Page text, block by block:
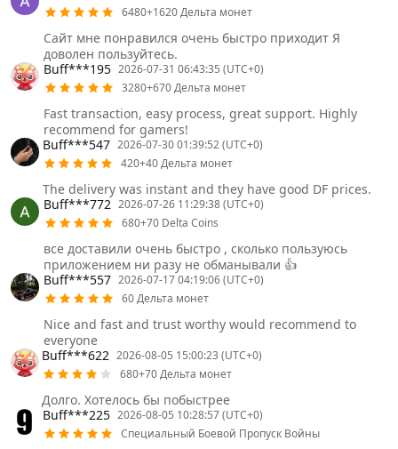
6480+1620 Дельта монет
Сайт мне понравился очень быстро приходит Я
доволен пользуйтесь.
Buff***195 2026-07-31 06:43:35 (UTC+0)
3280+670 Дельта монет
Fast transaction, easy process, great support. Highly
recommend for gamers!
Buff***547 2026-07-30 01:39:52 (UTC+0)
420+40 Дельта монет
The delivery was instant and they have good DF prices.
Buff***772 2026-07-26 11:29:38 (UTC+0)
680+70 Delta Coins
все доставили очень быстро , сколько пользуюсь
приложением ни разу не обманывали 👍
Buff***557 2026-07-17 04:19:06 (UTC+0)
60 Дельта монет
Nice and fast and trust worthy would recommend to
everyone
Buff***622 2026-08-05 15:00:23 (UTC+0)
680+70 Дельта монет
Долго. Хотелось бы побыстрее
Buff***225 2026-08-05 10:28:57 (UTC+0)
Специальный Боевой Пропуск Войны